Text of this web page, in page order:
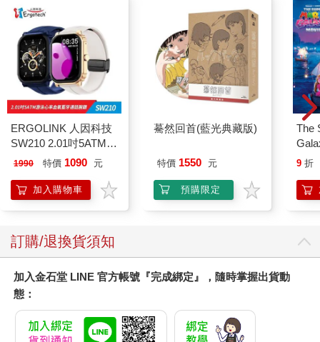
ERGOLINK 人因科技
SW210 2.01吋5ATM游
泳心率血氧藍牙通話腕
1990 特價 1090 元
加入購物車
驀然回首(藍光典藏版)
特價 1550 元
預購限定
The
9 折
訂購/退換貨須知
加入金石堂 LINE 官方帳號『完成綁定』，隨時掌握出貨動
態：